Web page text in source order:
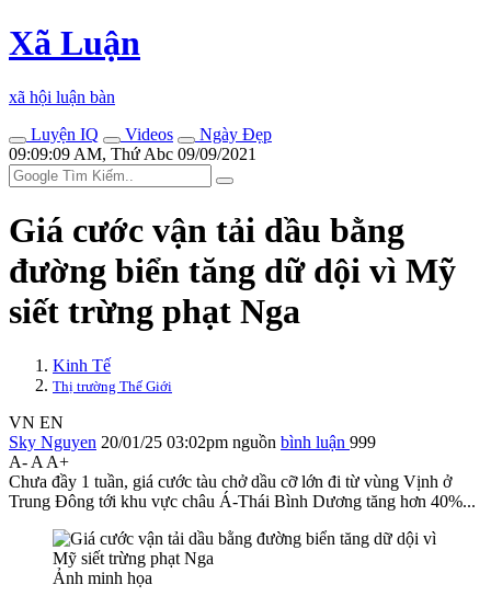
Xã Luận
xã hội luận bàn
Luyện IQ
Videos
Ngày Đẹp
09:09:09 AM, Thứ Abc 09/09/2021
Giá cước vận tải dầu bằng
đường biển tăng dữ dội vì Mỹ
siết trừng phạt Nga
Kinh Tế
Thị trường Thế Giới
VN EN
Sky Nguyen 20/01/25 03:02pm nguồn bình luận 999
A- A A+
Chưa đầy 1 tuần, giá cước tàu chở dầu cỡ lớn đi từ vùng Vịnh ở
Trung Đông tới khu vực châu Á-Thái Bình Dương tăng hơn 40%...
Ảnh minh họa